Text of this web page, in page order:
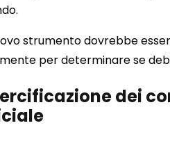
strumento dovrebbe
per determinare se
dei